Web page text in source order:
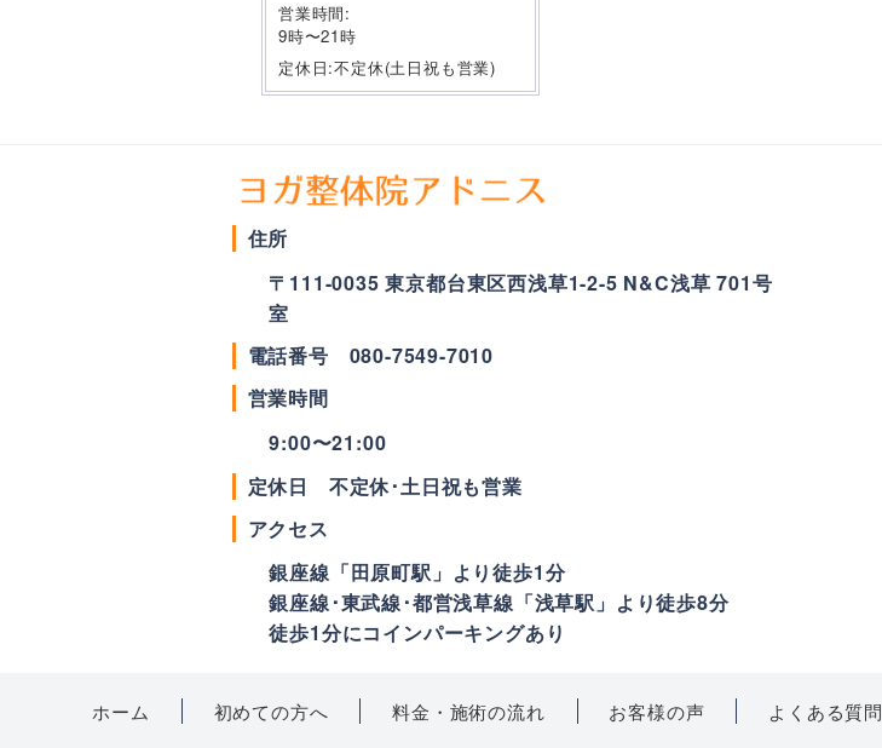
営業時間:
9時〜21時
定休日:不定休(土日祝も営業)
ホーム 初めての方へ 料金・施術の流れ お客様の声 よくある質問
住所
〒 111-0035 東京都台東区西浅草1-2-5 N&C浅草 701号
室
電話番号 080-7549-7010
営業時間
9:00〜21:00
定休日 不定休･土日祝も営業
アクセス
銀座線「田原町駅」より徒歩1分
銀座線･東武線･都営浅草線「浅草駅」より徒歩8分
徒歩1分にコインパーキングあり